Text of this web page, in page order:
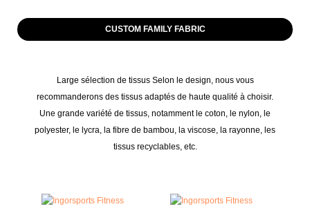
CUSTOM FAMILY FABRIC
Large sélection de tissus Selon le design, nous vous
recommanderons des tissus adaptés de haute qualité à choisir.
Une grande variété de tissus, notamment le coton, le nylon, le
polyester, le lycra, la fibre de bambou, la viscose, la rayonne, les
tissus recyclables, etc.